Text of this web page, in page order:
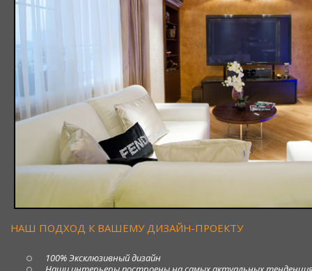
НАШ ПОДХОД К ВАШЕМУ ДИЗАЙН-ПРОЕКТУ
100% Эксклюзивный дизайн